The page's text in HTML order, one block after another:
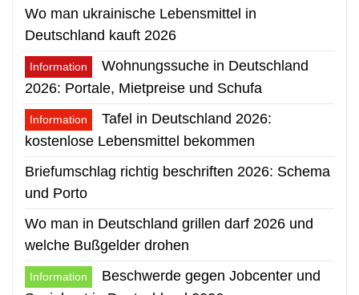
Wo man ukrainische Lebensmittel in
Deutschland kauft 2026
Information
Wohnungssuche in Deutschland
2026: Portale, Mietpreise und Schufa
Information
Tafel in Deutschland 2026:
kostenlose Lebensmittel bekommen
Briefumschlag richtig beschriften 2026: Schema
und Porto
Wo man in Deutschland grillen darf 2026 und
welche Bußgelder drohen
Information
Beschwerde gegen Jobcenter und